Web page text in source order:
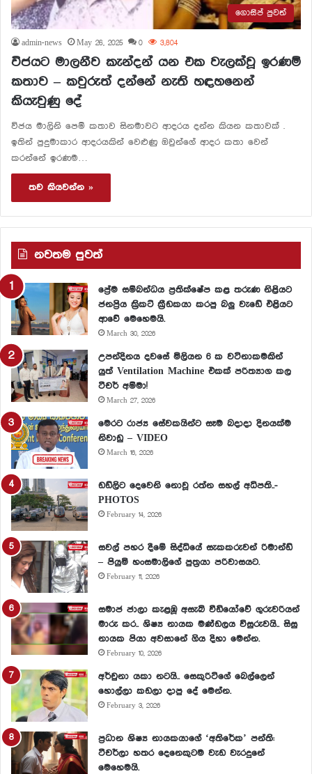
ගොසිප් පුවත්
admin-news May 26, 2025 0 3,804
විජයට මාලනීව කැන්දන් යන එක වැලක්වූ ඉරණම්
කතාව – කවුරුත් දන්නේ නැති හඳහනෙන්
කියැවුණු දේ
විජය මාලිනි පෙම් කතාව සිනමාවට ආදරය දන්න කියන කතාවක් .
ඉතින් පුදුමාකාර ආදරයකින් වෙළුණු ඔවුන්ගේ ආදර කතා වෙන්
කරන්නේ ඉරණම…
තව කියවන්න »
නවතම පුවත්
ප්‍රේම සම්බන්ධය ප්‍රතික්ෂේප කළ තරුණ නිළියට
ජනප්‍රිය ක්‍රිකට් ක්‍රීඩකයා කරපු බලු වැඩේ එළියට
ආවේ මෙහෙමයි.
March 30, 2026
උපන්දිනය දවසේ මිලියන 6 ක වටිනාකමකින්
යුත් Ventilation Machine එකක් පරිත්‍යාග කල
ටීචර් අම්මා!
March 27, 2026
මෙරට රාජ්‍ය සේවකයින්ට සෑම බදාදා දිනයක්ම
නිවාඩු – VIDEO
March 16, 2026
ඩඩ්ලිට දෙවෙනි නොවූ රත්න සහල් අධිපති..-
PHOTOS
February 14, 2026
සවල් පහර දීමේ සිද්ධියේ සැකකරුවන් රිමාන්ඩ්
– පියුමි හංසමාලිගේ පුත්‍රයා පරිවාසයට.
February 11, 2026
සමාජ ජාලා කැළඹූ අසැබි වීඩියෝවේ ගුරුවරියන්
මාරු කර.. ශිෂ්‍ය නායක මණ්ඩලය විසුරුවයි.. සිසු
නායක පියා අවසානේ ගිය දිහා මෙන්න.
February 10, 2026
අර්චුනා යකා නටයි.. සෙකුරිටිගේ බෙල්ලෙන්
හොල්ලා කඩලා දාපු දේ මෙන්න.
February 3, 2026
ප්‍රධාන ශිෂ්‍ය නායකයාගේ ‘අතිරේක’ පන්ති:
ටීචර්ලා හතර දෙනෙකුටම වැඩ වැරදුනේ
මෙහෙමයි.